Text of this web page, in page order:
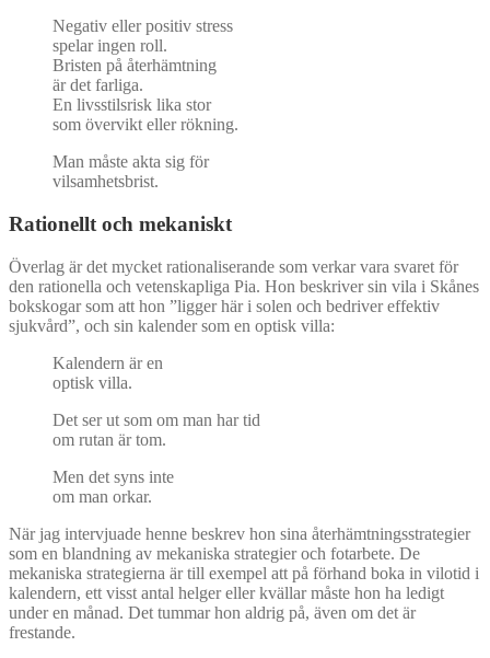
Negativ eller positiv stress
spelar ingen roll.
Bristen på återhämtning
är det farliga.
En livsstilsrisk lika stor
som övervikt eller rökning.
Man måste akta sig för
vilsamhetsbrist.
Rationellt och mekaniskt
Överlag är det mycket rationaliserande som verkar vara svaret för
den rationella och vetenskapliga Pia. Hon beskriver sin vila i Skånes
bokskogar som att hon ”ligger här i solen och bedriver effektiv
sjukvård”, och sin kalender som en optisk villa:
Kalendern är en
optisk villa.
Det ser ut som om man har tid
om rutan är tom.
Men det syns inte
om man orkar.
När jag intervjuade henne beskrev hon sina återhämtningsstrategier
som en blandning av mekaniska strategier och fotarbete. De
mekaniska strategierna är till exempel att på förhand boka in vilotid i
kalendern, ett visst antal helger eller kvällar måste hon ha ledigt
under en månad. Det tummar hon aldrig på, även om det är
frestande.